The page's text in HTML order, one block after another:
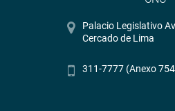
Palacio Legislativo
Cercado de Lima
311-7777 (Anexo